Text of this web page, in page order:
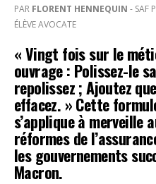
PAR FLORENT HENNEQUIN - SAF
ÉLÈVE AVOCATE
« Vingt fois sur le
ouvrage : Polissez-le
repolissez ; Ajoutez
effacez. » Cette
s’applique à merveille
réformes de
les gouvernements
Macron.